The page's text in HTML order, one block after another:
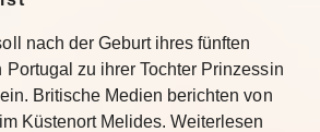
nach der Geburt ihres fünften
Portugal zu ihrer Tochter Prinzessin
Britische Medien berichten von
Küstenort Melides. Weiterlesen